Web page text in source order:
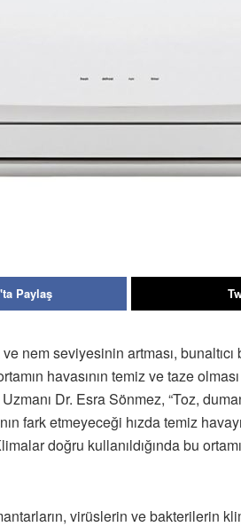
Paylaş
ve nem seviyesinin artması,
havasının temiz ve taze
Dr. Esra Sönmez, “Toz,
fark etmeyeceği hızda temiz
doğru kullanıldığında bu
virüslerin ve bakterilerin